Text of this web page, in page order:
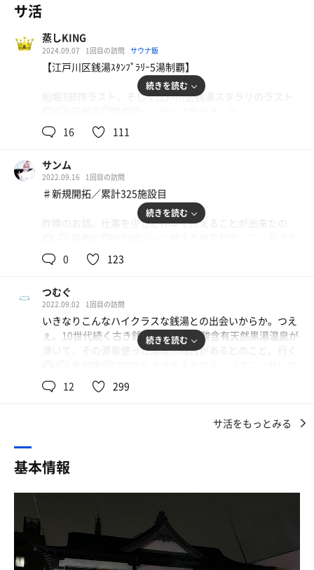
サ活
蒸しKING
2024.09.07 1回目の訪問 サウナ飯
【江戸川区銭湯ｽﾀﾝﾌﾟﾗﾘｰ5湯制覇】
船堀3部作ラスト、そして江戸川区銭湯スタラリのラスト
受付の品の良いマダム（女将）にスタンプカードを見せ、
ね！』と慣れた口調で対応。次から次に現れる客を華麗に
さばく様は素晴らしい✨無事、江戸川区銭湯公式マスコッ
ト『お湯の冨士』のタオルゲットしました〜🤩
は黒湯の天然温泉露天風呂かな✨
【黒湯天然温泉♨️】
まずは内湯の天然温泉からアツ湯使用で最高！
ぬる湯も良いがやはり熱い風呂に涼しい顔で浸かるのが江
戸っ子の心意気よ。
温泉の質は乙女湯と似ていて色が薄かった。船堀3銭湯は
【黒鉱泉水風呂】
水風呂も温泉の源泉を使用！肌触りもよくスーパー気持ち
ちゃん連中メロメロでした😍ウチの長男も0歳児の時、初
サ室に入ってビックリ！アチィじゃないの！🔥鶴の湯も熱
気が顔に刺さる昭和ストロングだw忍者巻き🥷で対応し、
アチアチを楽しみました👍
続きを読む
16 111
サンム
2022.09.16 1回目の訪問
♯新規開拓／累計325施設目
昨晩のお話。仕事を少しだけ早く終えることが出来たの
タンプラリーが始まった江戸川銭湯に挑む。と言っても、
限られた時間なので、本日は一軒のみ。
同じ江戸川区の仁岸湯さんや葛飾区の幾つかの銭湯と迷
い、最終的に選択したのは船堀にある『鶴の湯』さん。同
じ名前の銭湯は滝野川、浅草に続き三湯目。縁起がいいも
んね。
分かりづらかったけど、どうにか。車から降りていそいそ
金をお支払い。800円で大小タオル付き。広々とした脱衣
所の自販機でイオンウォーターも購入して、準備完了。
色のグラデーションのタイルアートも爽やか。いつも通り
カランでの洗体から始めるが、シャワーの水圧もバッチ
リ。シャンプー類も備え付けがある。
続きを読む
0 123
つむぐ
2022.09.02 1回目の訪問
いきなりこんなハイクラスな銭湯との出会いからか。つえ
ぇ。10世代続く古き銭湯で、メタ珪酸含有天然黒湯温泉が
湧いて、その源泉使った黒湯水風呂があるとのこと。行く
数字上がりつづけてたけど、行ったら煙出てボンッて爆発
した。
震える情報が。九月から江戸川区のぶらり湯らりスタンプ
も練馬区民の私には遠すぎるのだ。江戸川区。ほぼ埼玉か
ひとえにお湯の富士がかわいいからだ。で景品が欲しすぎ
るからだ。そして、板橋より期間が長く完全制覇は求めら
れてない。悩むなら動け。まず踏み出せその一歩を。とい
うことでやってきた一軒目が今回。我が家からは片道一時
間半。やっぱ遠いわ！
続きを読む
12 299
サ活をもっとみる
基本情報